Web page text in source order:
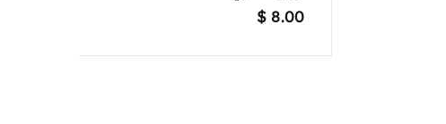
$ 8.00